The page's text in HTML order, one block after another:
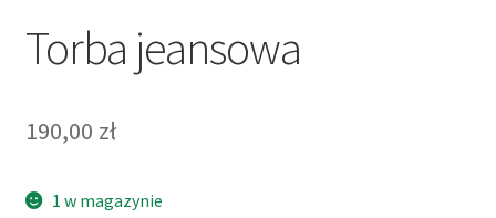
Torba jeansowa
190,00 zł
1 w magazynie